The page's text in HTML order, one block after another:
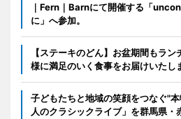
｜Fern｜Barnにて開催する「
に」へ参加。
【ステーキのどん】お盆期間もラ
様に満足のいく食事をお届けいたし
子どもたちと地域の笑顔をつなぐ"
人のクラシックライブ」を群馬県・